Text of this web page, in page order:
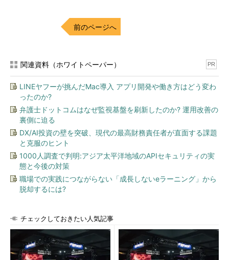
\\DAPC19ならば、このクライアント・コンピュータ（この名前
に対するIPアドレスを見つける方法は関連記事のTIPSなどを参
セッションのより詳細な情報を見るには、「net session \\コン
ピュータ名」のようにすればよい。
C:\>net session \\192.168.1.155
ユーザー名 HIRO…ユーザー名
コンピュータ 192.168.1.155
ゲスト ログオン No
クライアント タイプ Windows 2002 2600 Service Pack 1
セッション時間 16:27:00 …接続時間
-----------------------------------------------------------------
-
IPC$ IPC…使用中のリソース
prj Disk 0
前のページへ
関連資料（ホワイトペーパー） PR
LINEヤフーが挑んだMac導入 アプリ開発や働き方はどう変わ
ったのか?
弁護士ドットコムはなぜ監視基盤を刷新したのか? 運用改善の
裏側に迫る
DX/AI投資の壁を突破、現代の最高財務責任者が直面する課題
と克服のヒント
1000人調査で判明:アジア太平洋地域のAPIセキュリティの実
態と今後の対策
職場での実践につながらない「成長しないeラーニング」から
脱却するには?
チェックしておきたい人気記事